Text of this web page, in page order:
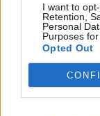
I want to
Retention,
Personal
Purposes
Opted Out
a tiltakozási
Molinó az egyik
Szülők közben a
feszítettek ki egy
gyerekekért” feliratú